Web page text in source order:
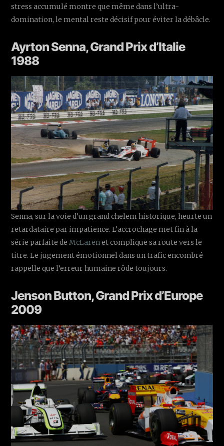
stress accumulé montre que même dans l’ultra-
domination, le mental reste décisif pour éviter la débâcle.
Ayrton Senna, Grand Prix d’Italie
1988
Senna, sur la voie d’un grand chelem historique, heurte un
retardataire par impatience. L’accrochage met fin à la
série parfaite deMcLarenet complique sa route vers le
titre. Le jugement émotionnel dans un trafic encombré
rappelle que l’erreur humaine rôde toujours.
Jenson Button, Grand Prix d’Europe
2009